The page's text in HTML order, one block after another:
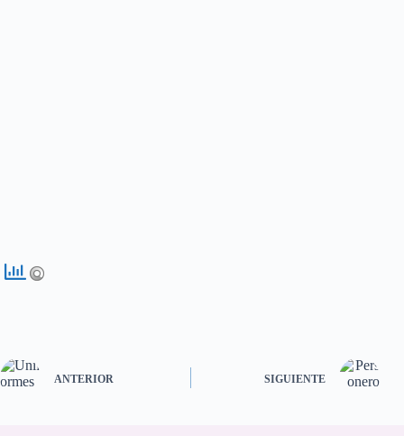
ANTERIOR SIGUIENTE